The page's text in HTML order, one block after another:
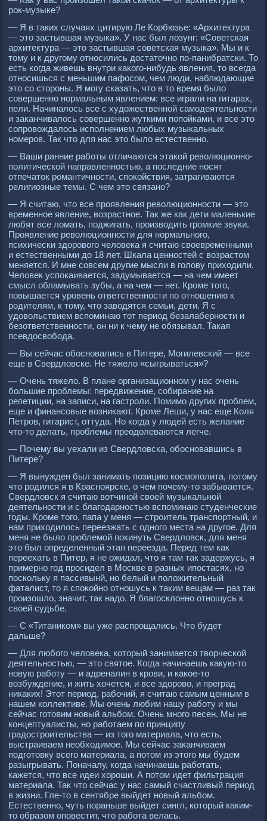
рок-музыке?
— Я в таких случаях цитирую Ле Корбюзье: «Архитектура
— это застывшая музыка». У нас был лозунг: «Советская
архитектура — это застывшая советская музыка». Мы и к
тому и к другому относились достаточно по-панибратски. То
есть когда живешь внутри какого-нибудь явления, то всегда
относишься с меньшим пафосом, чем люди, наблюдающие
это со стороны. Я могу сказать, что в то время было
совершенно нормальным явлением: все играли на гитарах,
пели. Начиналось все с художественной самодеятельности
и заканчивалось совершенно жуткими попойками, и все это
сопровождалось исполнением любых музыкальных
номеров. Так что для нас это было естественно.
— Ваши ранние работы отличаются этакой революционно-
политической направленностью, а последние носят
отпечаток романтичности, спокойствия, затрагиваются
религиозные темы. С чем это связано?
— Я считаю, что все проявления революционности — это
временное явление, возрастное. Так же как дети маленькие
любят все ломать, поджигать, производить громкие звуки.
Проявление революционности для нормального,
психически здорового человека я считаю своевременными
и естественными до 18 лет. Шкала ценностей с возрастом
меняется. И мне совсем другие мысли в голову приходили.
Человек успокаивается, задумывается — на чем имеет
смысл обламывать зубы, а на чем — нет. Кроме того,
повышается уровень ответственности по отношению к
родителям, к тому, что заводятся семьи, дети. Я с
удовольствием вспоминаю тот период безалаберности и
безответственности, он ни к чему не обязывал. Такая
псевдосвобода.
— Вы сейчас обосновались в Питере, Могилевский — все
еще в Свердловске. Не тяжело «сыгрываться»?
— Очень тяжело. В плане организационном у нас очень
большие проблемы: передвижение, собирание на
репетиции, на записи, на гастроли. Помимо других проблем,
еще и финансовые возникают. Кроме Леши, у нас еще Коля
Петров, гитарист, оттуда. Но когда у людей есть желание
что-то делать, проблемы преодолеваются легче.
— Почему вы уехали из Свердловска, обосновавшись в
Питере?
— Я вынужден был занимать позицию космополита, потому
что родился я в Красноярске, о чем почему-то забывается.
Свердловск я считаю вотчиной своей музыкальной
деятельности и с благодарностью вспоминаю студенческие
годы. Кроме того, папа у меня — строитель транспортный, и
нам приходилось переезжать с одного места на другое. Для
меня не было проблемой покинуть Свердловск, для меня
это был определенный этап переезда. Перед тем как
переехать в Питер, я не ожидал, что я там так задержусь, я
примерно год просидел в Москве в разных ипостасях, но
поскольку я пассивынй, но белый и положительный
фаталист, то я спокойно отношусь к таким вещам — раз так
произошло, значит, так надо. Я благосклонно отношусь к
своей судьбе.
— С «Титаником» вы уже распрощались. Что будет
дальше?
— Для любого человека, который занимается творческой
деятельностью, — это святое. Когда начинаешь какую-то
новую работу — и адреналин в крови, и какое-то
возбуждение, и жить хочется, и все здорово, и преград
никаких! Этот период, рабочий, я считаю самым ценным в
нашем коллективе. Мы очень любим нашу работу и мы
сейчас готовим новый альбом. Очень много песен. Мы не
концептуалисты, но работаем по принципу
градостроительства — из того материала, что есть,
выстраиваем необходимое. Мы сейчас заканчиваем
подготовку всего материала, а потом из этого мы будем
разыгрывать. Поначалу, когда начинаешь работать,
кажется, что все идеи хороши. А потом идет фильтрация
материала. Так что сейчас у нас самый счастливый период
в жизни. Гле-то в сентябре выйдет новый альбом.
Естественно, чуть пораньше выйдет сингл, который каким-
то образом оповестит, что работа велась.